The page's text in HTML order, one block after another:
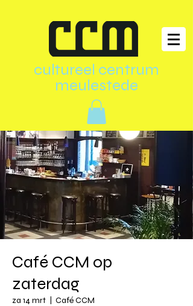
cultureel centrum
meulestede
Café CCM op
zaterdag
za 14 mrt Café CCM